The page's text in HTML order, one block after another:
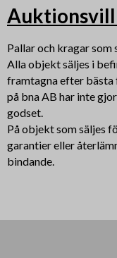
Pallar och kragar som
Alla objekt säljes i
framtagna efter bästa
på bna AB har inte
godset.
På objekt som säljes
garantier eller
bindande.